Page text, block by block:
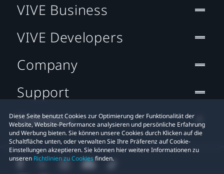
Diese Seite benutzt Cookies zur Optimierung der Funktionalität der
Website, Website-Performance analysieren und persönliche Erfahrung
und Werbung bieten. Sie können unsere Cookies durch Klicken auf die
Schaltfläche unten, oder verwalten Sie Ihre Präferenz auf Cookie-
Einstellungen akzeptieren. Sie können hier weitere Informationen zu
unseren Richtlinien zu Cookiesfinden.
VIVE Business
VIVE Developers
Company
Support
Standort